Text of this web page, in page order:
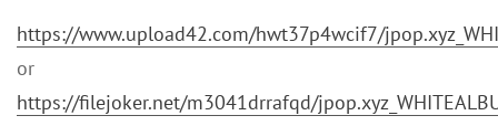
https://www.upload42.com/hwt37p4wcif7/
or
https://filejoker.net/m3041drrafqd/